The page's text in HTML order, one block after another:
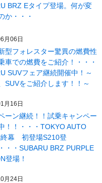
BRZ Eタイプ登場。何が変
か・・・
月06日
型フォレスター驚異の燃費性
車での燃費をご紹介！・・・
SUVフェア継続開催中！～
SUVをご紹介します！！～
月16日
ーン継続！！試乗キャンペー
！！・・・TOKYO AUTO
終幕 初登場S210登
・・SUBARU BRZ PURPLE
登場！
月24日